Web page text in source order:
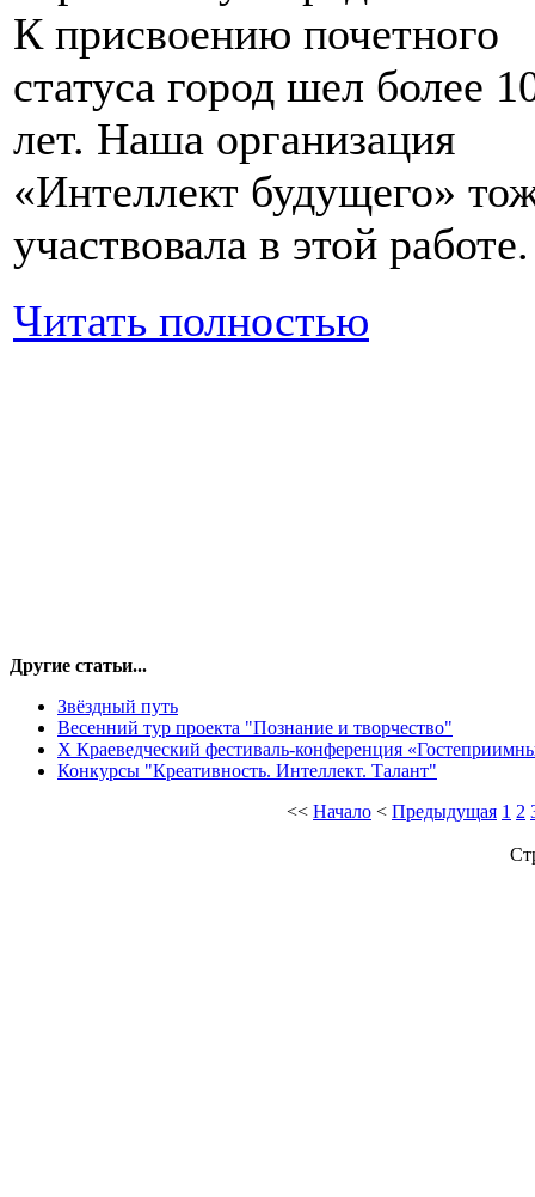
К присвоению почетного
статуса город шел более
лет. Наша организация
«Интеллект будущего»
участвовала в этой работе.
Читать полностью
Другие статьи...
Звёздный путь
Весенний тур проекта "Познание и творчество"
X Краеведческий фестиваль-конференция
Конкурсы "Креативность. Интеллект. Талант"
<< Начало < Предыдущая 1 2